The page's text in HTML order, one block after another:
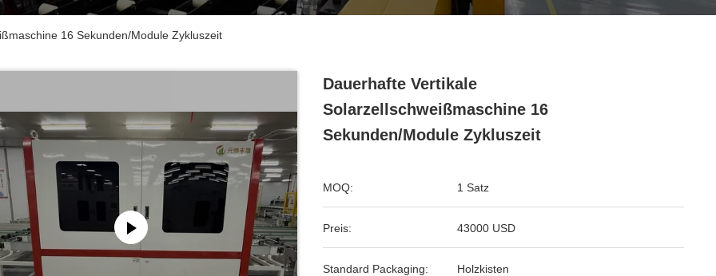
16 Sekunden/Module Zykluszeit
Dauerhafte Vertikale
Solarzellschweißmaschine 16
Sekunden/Module Zykluszeit
MOQ: 1 Satz
Preis: 43000 USD
Standard Packaging: Holzkisten